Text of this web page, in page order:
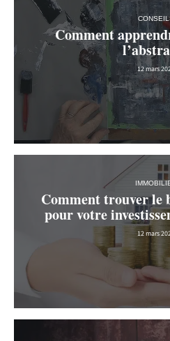
Comment
12 mars
Comment trouver le
pour votre
12 mars